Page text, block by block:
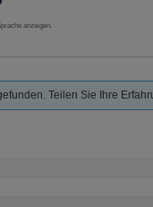
anzeigen.
Teilen Sie Ihre